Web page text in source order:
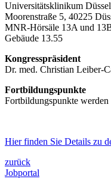
Universitätsklinikum
Moorenstraße 5, 40225
MNR-Hörsäle 13A und
Gebäude 13.55
Kongresspräsident
Dr. med. Christian Leiber-
Fortbildungspunkte
Fortbildungspunkte
Hier finden Sie Details zu
zurück
Jobportal